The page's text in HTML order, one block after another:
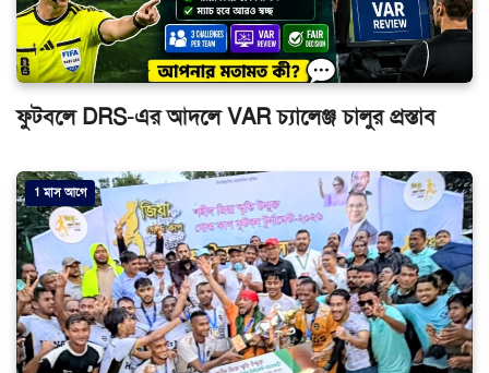
ফুটবলে DRS-এর আদলে VAR চ্যালেঞ্জ চালুর প্রস্তাব
1 মাস আগে